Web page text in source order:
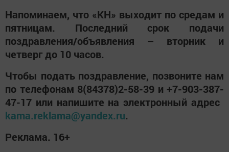
Напоминаем, что «КН» выходит по средам и
пятницам. Последний срок подачи
поздравления/объявления – вторник и
четверг до 10 часов.
Чтобы подать поздравление, позвоните нам
по телефонам 8(84378)2-58-39 и +7-903-387-
47-17 или напишите на электронный адрес ​​​​​
kama.reklama@yandex.ru.
Реклама. 16+